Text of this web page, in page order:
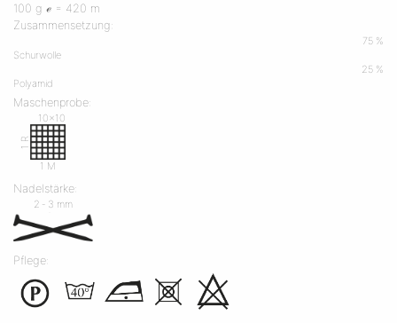
100 g ℯ = 420 m
Zusammensetzung:
75 %
Schurwolle
25 %
Polyamid
Maschenprobe:
10x10
1 R
1 M
Nadelstärke:
2 ‐ 3 mm
Pflege: